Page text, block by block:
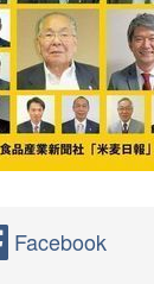
Facebook